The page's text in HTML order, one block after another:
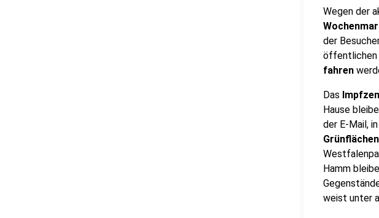
Wegen der
der
öffentlichen
fahren
Das
Hause
der E-Mail,
Grünflächen
Hamm
weist unter